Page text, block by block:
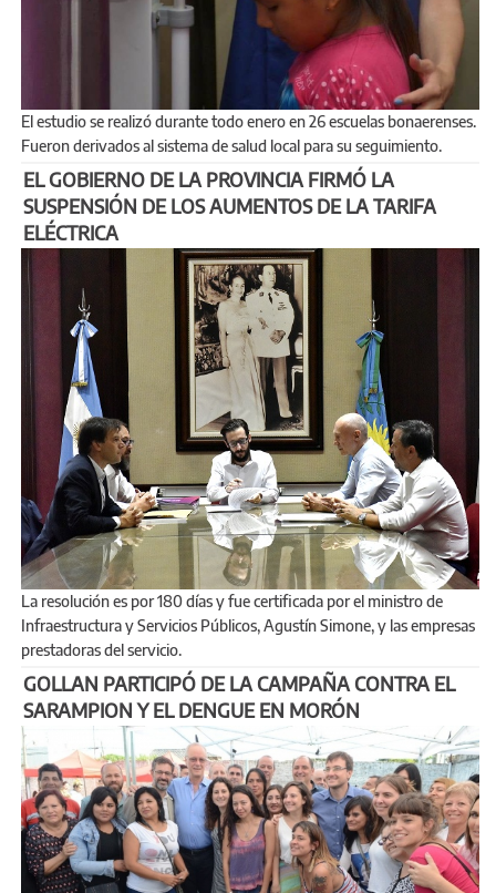
El estudio se realizó durante todo enero en 26 escuelas bonaerenses.
Fueron derivados al sistema de salud local para su seguimiento.
EL GOBIERNO DE LA PROVINCIA FIRMÓ LA
SUSPENSIÓN DE LOS AUMENTOS DE LA TARIFA
ELÉCTRICA
La resolución es por 180 días y fue certificada por el ministro de
Infraestructura y Servicios Públicos, Agustín Simone, y las empresas
prestadoras del servicio.
GOLLAN PARTICIPÓ DE LA CAMPAÑA CONTRA EL
SARAMPION Y EL DENGUE EN MORÓN